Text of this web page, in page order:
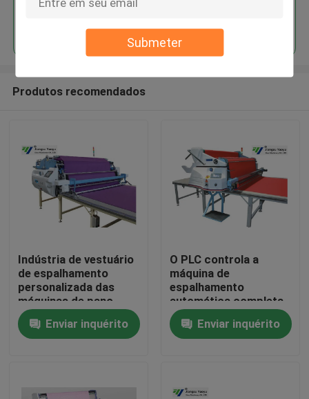
Submeter
Casa
Sobre nós
Produtos recomendados
Indústria de vestuário
de espalhamento
personalizada das
máquinas de pano,
equipamento de
espalhamento da tela
Enviar inquérito
O PLC controla a
máquina de
espalhamento
automática completa
com tela táctil/servo
motorEnviar inquérito